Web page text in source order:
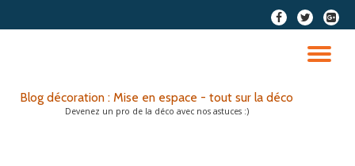
fa-
facebook
fa-
twitter
fa-
plus-
Blog décoration : Mise en espace - tout sur la déco
Devenez un pro de la déco avec nos astuces :)